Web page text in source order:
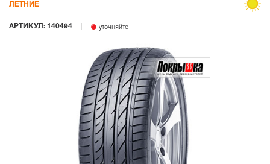
АРТИКУЛ: 140494 уточняйте
ЛЕТНИЕ